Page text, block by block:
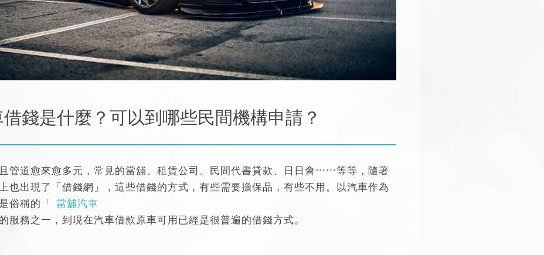
錢是什麼？可以到哪些民間機構申請？
管道愈來愈多元，常見的當舖、租賃公司、民間代書貸款、日日會⋯⋯等等，隨著
也出現了「借錢網」，這些借錢的方式，有些需要擔保品，有些不用。 以汽車作為
俗稱的「
當舖汽車
服務之一，到現在汽車借款原車可用已經是很普遍的借錢方式。